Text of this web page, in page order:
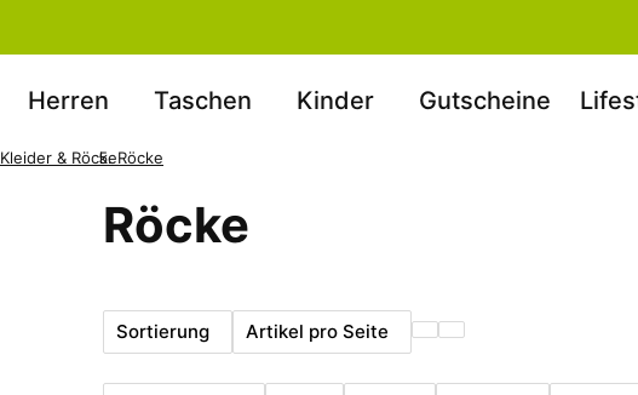
Herren Taschen Kinder Gutscheine
Kleider & RöckeRöcke
Röcke
Sortierung Artikel pro Seite